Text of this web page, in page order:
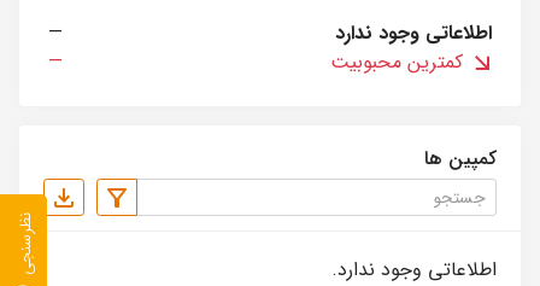
اطلاعاتی وجود ندارد
—
کمترین محبوبیت
—
کمپین ها
اطلاعاتی وجود ندارد. نظرسنجی